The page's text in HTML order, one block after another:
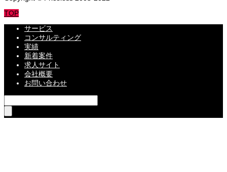
TOP
サービス
コンサルティング
実績
新着案件
求人サイト
会社概要
お問い合わせ